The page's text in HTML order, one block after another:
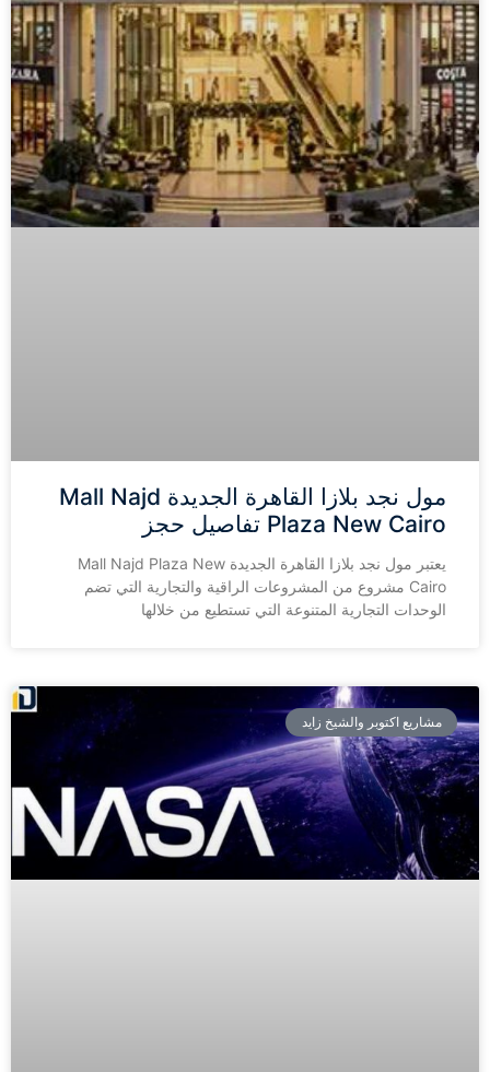
مول نجد بلازا القاهرة الجديدة Mall Najd
Plaza New Cairo تفاصيل حجز
يعتبر مول نجد بلازا القاهرة الجديدة Mall Najd Plaza New
Cairo مشروع من المشروعات الراقية والتجارية التي تضم
الوحدات التجارية المتنوعة التي تستطيع من خلالها
مشاريع اكتوبر والشيخ زايد